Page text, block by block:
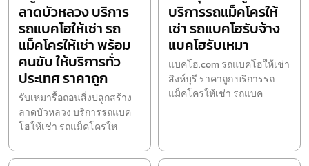
ลาดบัวหลวง บริการ
รถแบคโฮให้เช่า รถ
แม็คโครให้เช่า พร้อม
คนขับ ให้บริการทั่ว
ประเทศ ราคาถูก
รับเหมารื้อถอนสิ่งปลูกสร้าง
ลาดบัวหลวง บริการรถแบค
โฮให้เช่า รถแม็คโครให
บริการรถแม็คโครให้
เช่า รถแบคโฮรับจ้าง
แบคโฮรับเหมา
แบคโฮ.com รถแบคโฮให้เช่า
สิงห์บุรี ราคาถูก บริการรถ
แม็คโครให้เช่า รถแบค